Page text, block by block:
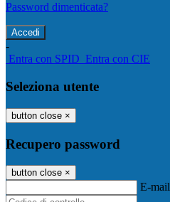
Password dimenticata?
-
Entra con SPID Entra con CIE
Seleziona utente
button close ×
Recupero password
button close ×
E-mail